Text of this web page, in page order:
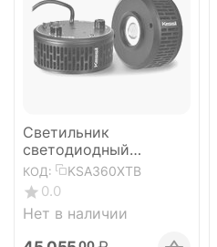
Светильник
светодиодный
аквариумный LED
A360X Tuna Blue
КОД: KSA360XTB
0.0
Нет в наличии